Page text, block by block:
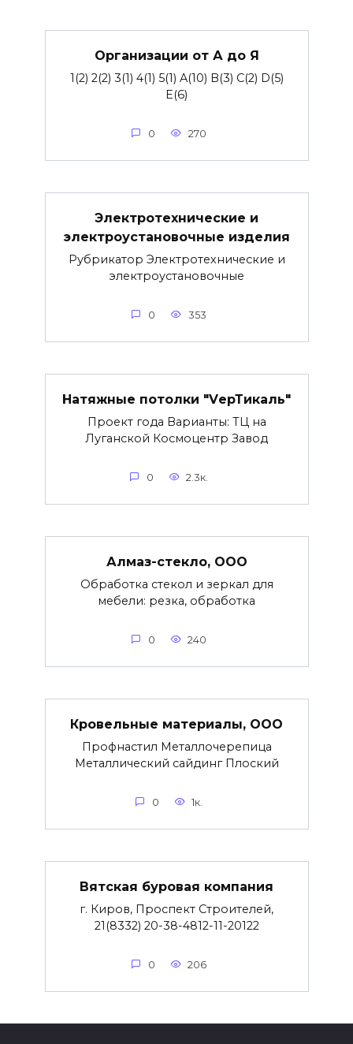
Организации от А до Я
1(2) 2(2) 3(1) 4(1) 5(1) A(10) B(3) C(2) D(5)
E(6)
0 270
Электротехнические и
электроустановочные изделия
Рубрикатор Электротехнические и
электроустановочные
0 353
Натяжные потолки "VерТикаль"
Проект года Варианты: ТЦ на
Луганской Космоцентр Завод
0 2.3к.
Алмаз-стекло, ООО
Обработка стекол и зеркал для
мебели: резка, обработка
0 240
Кровельные материалы, ООО
Профнастил Металлочерепица
Металлический сайдинг Плоский
0 1к.
Вятская буровая компания
г. Киров, Проспект Строителей,
21(8332) 20-38-4812-11-20122
0 206